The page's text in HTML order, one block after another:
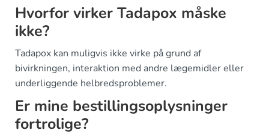
Hvorfor virker Tadapox måske
ikke?
Tadapox kan muligvis ikke virke på grund af
bivirkningen, interaktion med andre lægemidler eller
underliggende helbredsproblemer.
Er mine bestillingsoplysninger
fortrolige?